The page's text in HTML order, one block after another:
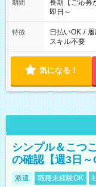
期間
長期【ご応募
即日～
特徴 日払いOK /
スキル不要
気になる！
シンプル＆こつ
の確認【週3日～
派遣 職種未経験OK